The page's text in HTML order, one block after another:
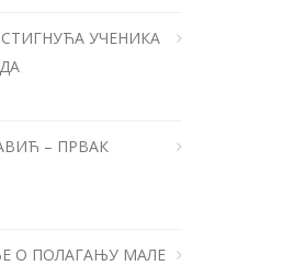
УЧЕНИКА
– ПРВАК
О ПОЛАГАЊУ МАЛЕ